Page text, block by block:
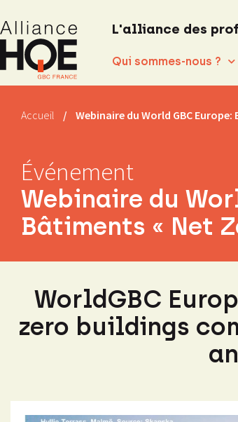
L'alliance des
Qui sommes-nous ?
Accueil / Webinaire du World GBC
Événement
Webinaire du
Bâtiments « Net
WorldGBC
zero buildings